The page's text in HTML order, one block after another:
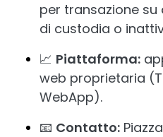
per transazione
di custodia o
📈 Piattaforma:
web proprietaria
WebApp).
📧 Contatto: